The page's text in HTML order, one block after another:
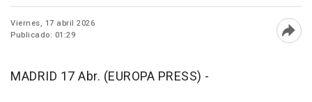
Viernes, 17 abril 2026
Publicado: 01:29
MADRID 17 Abr. (EUROPA PRESS) -